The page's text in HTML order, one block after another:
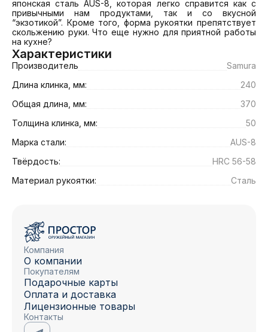
японская сталь AUS-8, которая легко справится как с
привычными нам продуктами, так и со вкусной
“экзотикой”. Кроме того, форма рукоятки препятствует
скольжению руки. Что еще нужно для приятной работы
на кухне?
Характеристики
Производитель
Samura
Длина клинка, мм:
240
Общая длина, мм:
370
Толщина клинка, мм:
50
Марка стали:
AUS-8
Твёрдость:
HRC 56-58
Материал рукоятки:
Сталь
Компания
О компании
Покупателям
Подарочные карты
Оплата и доставка
Лицензионные товары
Контакты